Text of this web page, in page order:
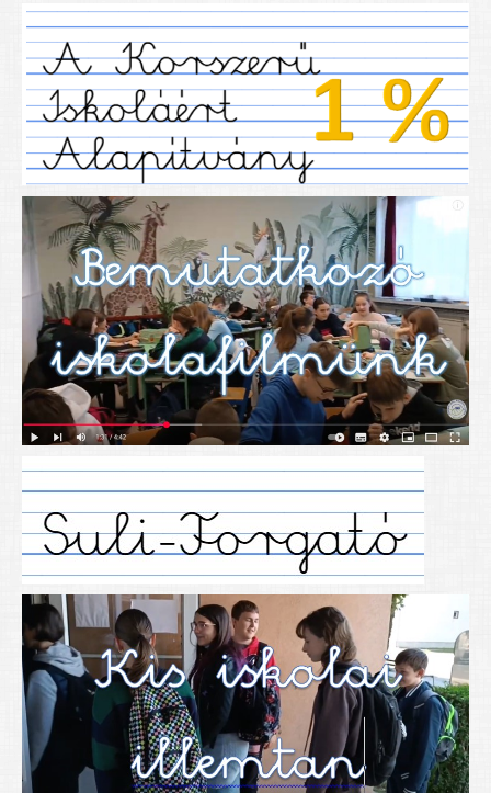
Pályázataink
SIHU
EFOP 325
TÁMOP
TIOP
Határtalanul
Névadónk
UNESCO Társult Iskola
Sportversenyek
Tanulmányi versenyek
Alapítványunk
Nyitva tartás
SZÜLŐKNEK
Google Tanterem, Classroom - útmutató diákoknak
Tanév rendje
Étkezés befizetése
Étlap
eKréta